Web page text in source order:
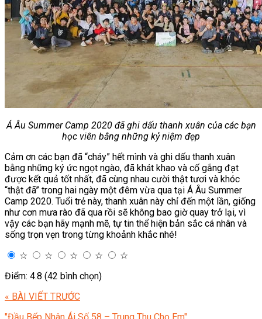
Á Âu Summer Camp 2020 đã ghi dấu thanh xuân của các bạn
học viên bằng những kỷ niệm đẹp
Cảm ơn các bạn đã “cháy” hết mình và ghi dấu thanh xuân
bằng những ký ức ngọt ngào, đã khát khao và cố gắng đạt
được kết quả tốt nhất, đã cùng nhau cười thật tươi và khóc
“thật đã” trong hai ngày một đêm vừa qua tại Á Âu Summer
Camp 2020. Tuổi trẻ này, thanh xuân này chỉ đến một lần, giống
như cơn mưa rào đã qua rồi sẽ không bao giờ quay trở lại, vì
vậy các bạn hãy mạnh mẽ, tự tin thể hiện bản sắc cá nhân và
sống trọn vẹn trong từng khoảnh khắc nhé!
☆
☆ ☆ ☆
☆
Điểm: 4.8 (42 bình chọn)
« BÀI VIẾT TRƯỚC